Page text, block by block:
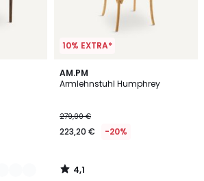
10% EXTRA*
AM.PM
Armlehnstuhl Humphrey
279,00 €
223,20 € -20%
4,1
/ 5
4,1
/